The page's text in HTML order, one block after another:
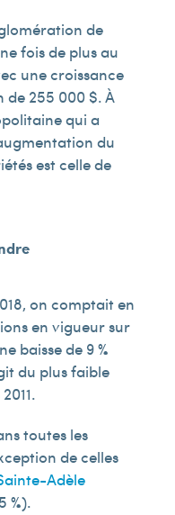
de
fois de plus au
une croissance
de 255 000 $. À
qui a
du
est celle de
on comptait en
en vigueur sur
baisse de 9 %
du plus faible
toutes les
de celles
Adèle
%).